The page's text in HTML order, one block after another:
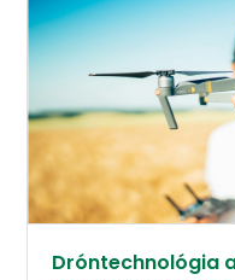
Dróntechnológia